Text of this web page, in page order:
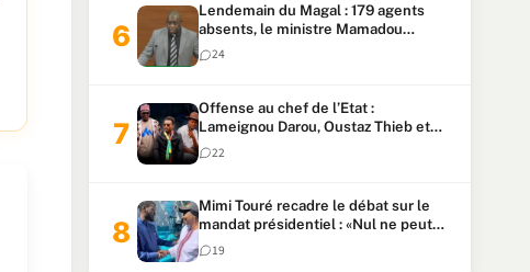
Lendemain du Magal : 179 agents
absents, le ministre Mamadou
Lamine Dianté exige des explications
24
Offense au chef de l’Etat :
Lameignou Darou, Oustaz Thieb et
Ndiaye Touba lourdement
condamnés
22
Mimi Touré recadre le débat sur le
mandat présidentiel : «Nul ne peut
faire plus de deux mandats
consécutifs de 5 ans»
19